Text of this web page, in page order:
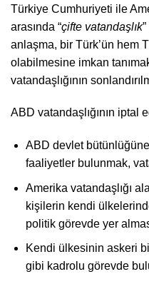
Türkiye Cumhuriyeti ile
arasında “çifte vatandaşlık
anlaşma, bir Türk’ün hem
olabilmesine imkan
vatandaşlığının
ABD vatandaşlığının
ABD devlet bütünlüğüne
faaliyetler bulunmak,
Amerika vatandaşlığı
kişilerin kendi
politik görevde yer
Kendi ülkesinin askeri
gibi kadrolu görevde